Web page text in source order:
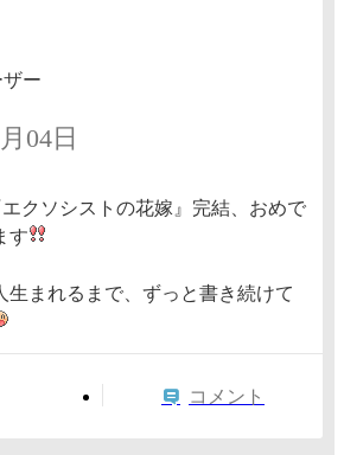
ー
04日
エクソシストの花嫁』完結、おめで
す
生まれるまで、ずっと書き続けて
コメント